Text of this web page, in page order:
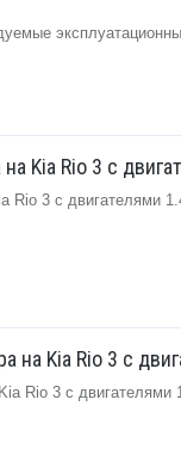
Kia Rio 3 с
Rio 3 с двигателями
на Kia Rio 3 с
Rio 3 с двигателями